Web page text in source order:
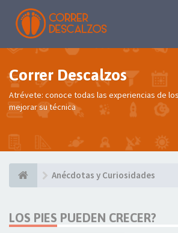
Correr Descalzos
Atrévete: conoce todas las experiencias de
mejorar su técnica
Anécdotas y Curiosidades
LOS PIES PUEDEN CRECER?